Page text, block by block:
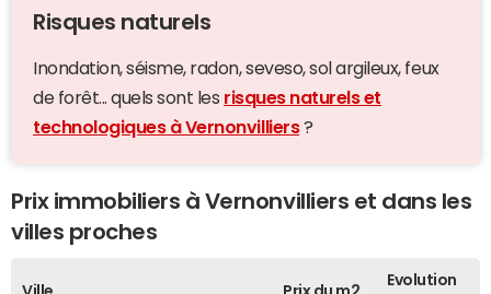
Risques naturels
Inondation, séisme, radon, seveso, sol argileux, feux
de forêt... quels sont les risques naturels et
technologiques à Vernonvilliers?
Prix immobiliers à Vernonvilliers et dans les
villes proches
Ville Prix du m2
Evolution